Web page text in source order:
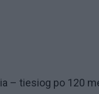
– tiesiog po 120